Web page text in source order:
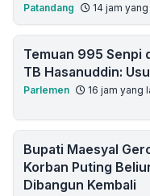
Patandang 14 jam yang
Temuan 995 Senpi
TB Hasanuddin:
Parlemen 16 jam yang
Bupati Maesyal
Korban Puting
Dibangun Kembali